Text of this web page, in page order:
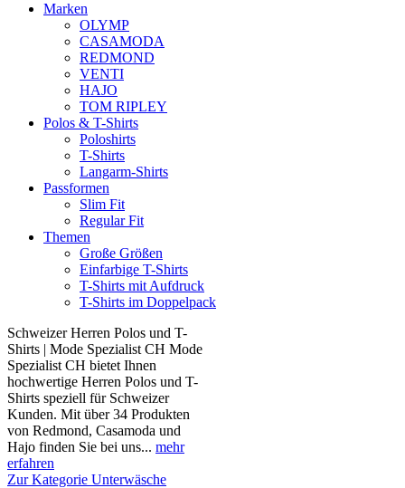
Marken
OLYMP
CASAMODA
REDMOND
VENTI
HAJO
TOM RIPLEY
Polos & T-Shirts
Poloshirts
T-Shirts
Langarm-Shirts
Passformen
Slim Fit
Regular Fit
Themen
Große Größen
Einfarbige T-Shirts
T-Shirts mit Aufdruck
T-Shirts im Doppelpack
Schweizer Herren Polos und T-
Shirts | Mode Spezialist CH Mode
Spezialist CH bietet Ihnen
hochwertige Herren Polos und T-
Shirts speziell für Schweizer
Kunden. Mit über 34 Produkten
von Redmond, Casamoda und
Hajo finden Sie bei uns... mehr
erfahren
Zur Kategorie Unterwäsche